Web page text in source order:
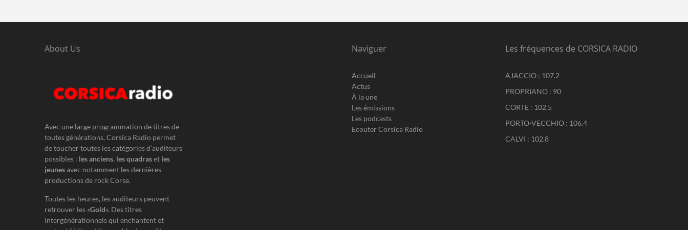
About Us
Avec une large programmation de titres de
toutes générations, Corsica Radio permet
de toucher toutes les catégories d’auditeurs
possibles : les anciens, les quadraset les
jeunesavec notamment les dernières
productions de rock Corse.
Toutes les heures, les auditeurs peuvent
retrouver les «Gold». Des titres
intergénérationnels qui enchantent et
Naviguer
Accueil
Actus
À la une
Les émissions
Les podcasts
Ecouter Corsica Radio
Les fréquences de CORSICA RADIO
AJACCIO : 107.2
PROPRIANO : 90
CORTE : 102.5
PORTO-VECCHIO : 106.4
CALVI : 102.8